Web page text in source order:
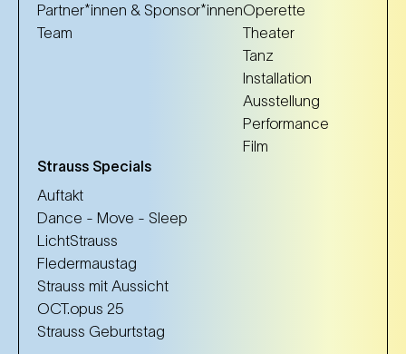
Partner*innen & Sponsor*innen
Team
Operette
Theater
Tanz
Installation
Ausstellung
Performance
Film
Strauss Specials
Auftakt
Dance - Move - Sleep
LichtStrauss
Fledermaustag
Strauss mit Aussicht
OCT.opus 25
Strauss Geburtstag